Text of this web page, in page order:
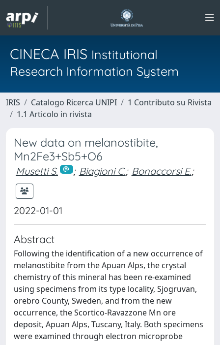
CINECA IRIS Institutional
Research Information System
IRIS Catalogo Ricerca UNIPI
1 Contributo su Rivista
1.1 Articolo in rivista
New data on melanostibite,
Mn2Fe3+Sb5+O6
Musetti S. ; Biagioni C.; Bonaccorsi E.;
2022-01-01
Abstract
Following the identification of a new occurrence of
melanostibite from the Apuan Alps, the crystal
chemistry of this mineral has been re-examined
using specimens from its type locality, Sjogruvan,
orebro County, Sweden, and from the new
occurrence, the Scortico-Ravazzone Mn ore
deposit, Apuan Alps, Tuscany, Italy. Both specimens
were examined through electron microprobe